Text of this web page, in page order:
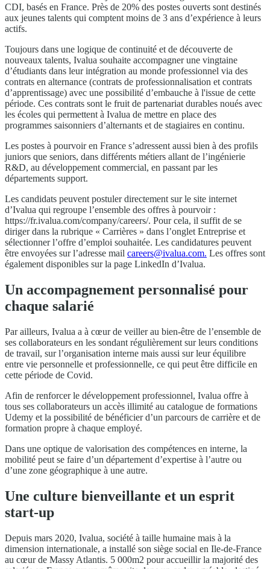
CDI, basés en France. Près de 20% des postes ouverts sont destinés
aux jeunes talents qui comptent moins de 3 ans d’expérience à leurs
actifs.
Toujours dans une logique de continuité et de découverte de
nouveaux talents, Ivalua souhaite accompagner une vingtaine
d’étudiants dans leur intégration au monde professionnel via des
contrats en alternance (contrats de professionnalisation et contrats
d’apprentissage) avec une possibilité d’embauche à l'issue de cette
période. Ces contrats sont le fruit de partenariat durables noués avec
les écoles qui permettent à Ivalua de mettre en place des
programmes saisonniers d’alternants et de stagiaires en continu.
Les postes à pourvoir en France s’adressent aussi bien à des profils
juniors que seniors, dans différents métiers allant de l’ingénierie
R&D, au développement commercial, en passant par les
départements support.
Les candidats peuvent postuler directement sur le site internet
d’Ivalua qui regroupe l’ensemble des offres à pourvoir :
https://fr.ivalua.com/company/careers/. Pour cela, il suffit de se
diriger dans la rubrique « Carrières » dans l’onglet Entreprise et
sélectionner l’offre d’emploi souhaitée. Les candidatures peuvent
être envoyées sur l’adresse mail careers@ivalua.com. Les offres sont
également disponibles sur la page LinkedIn d’Ivalua.
Un accompagnement personnalisé pour
chaque salarié
Par ailleurs, Ivalua a à cœur de veiller au bien-être de l’ensemble de
ses collaborateurs en les sondant régulièrement sur leurs conditions
de travail, sur l’organisation interne mais aussi sur leur équilibre
entre vie personnelle et professionnelle, ce qui peut être difficile en
cette période de Covid.
Afin de renforcer le développement professionnel, Ivalua offre à
tous ses collaborateurs un accès illimité au catalogue de formations
Udemy et la possibilité de bénéficier d’un parcours de carrière et de
formation propre à chaque employé.
Dans une optique de valorisation des compétences en interne, la
mobilité peut se faire d’un département d’expertise à l’autre ou
d’une zone géographique à une autre.
Une culture bienveillante et un esprit
start-up
Depuis mars 2020, Ivalua, société à taille humaine mais à la
dimension internationale, a installé son siège social en Ile-de-France
au cœur de Massy Atlantis. 5 000m2 pour accueillir la majorité des